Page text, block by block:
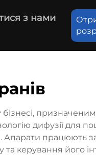
з нами
дифузії для
працюють
та керування його